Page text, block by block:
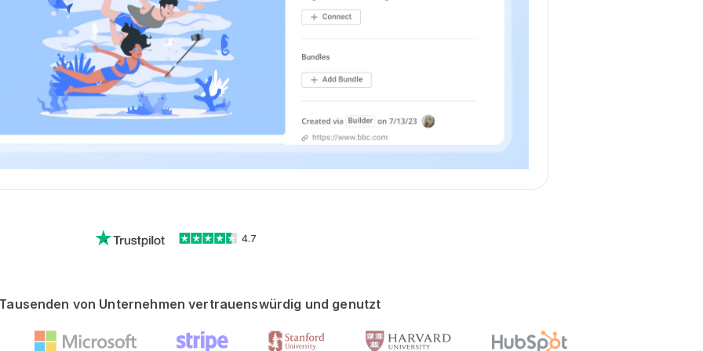
4.7
von Unternehmen vertrauenswürdig und genutzt